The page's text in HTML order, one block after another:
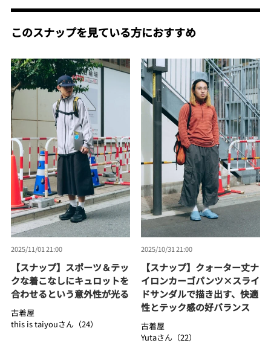
このスナップを見ている方におすすめ
2025/11/01 21:00
【スナップ】スポーツ＆テッ
クな着こなしにキュロットを
合わせるという意外性が光る
古着屋
this is taiyouさん（24）
2025/10/31 21:00
【スナップ】クォーター丈ナ
イロンカーゴパンツ×スライ
ドサンダルで描き出す、快適
性とテック感の好バランス
古着屋
Yutaさん（22）